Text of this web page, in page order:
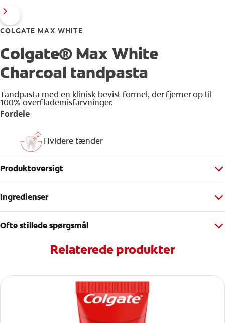
COLGATE MAX WHITE
Colgate® Max White
Charcoal tandpasta
Tandpasta med en klinisk bevist formel, der fjerner op til
100% overflademisfarvninger.
Fordele
Hvidere tænder
Produktoversigt
Ingredienser
Ofte stillede spørgsmål
Relaterede produkter